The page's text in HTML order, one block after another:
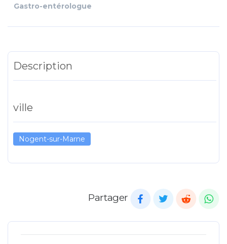
Gastro-entérologue
Description
ville
Nogent-sur-Marne
Partager